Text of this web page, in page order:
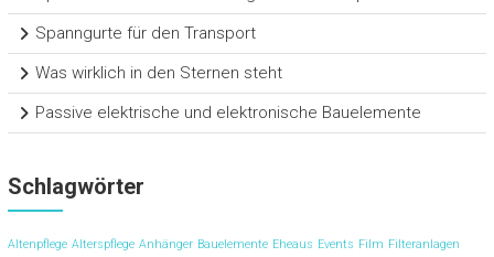
Spanngurte für den Transport
Was wirklich in den Sternen steht
Passive elektrische und elektronische Bauelemente
Schlagwörter
Altenpflege Alterspflege Anhänger Bauelemente Eheaus Events Film Filteranlagen